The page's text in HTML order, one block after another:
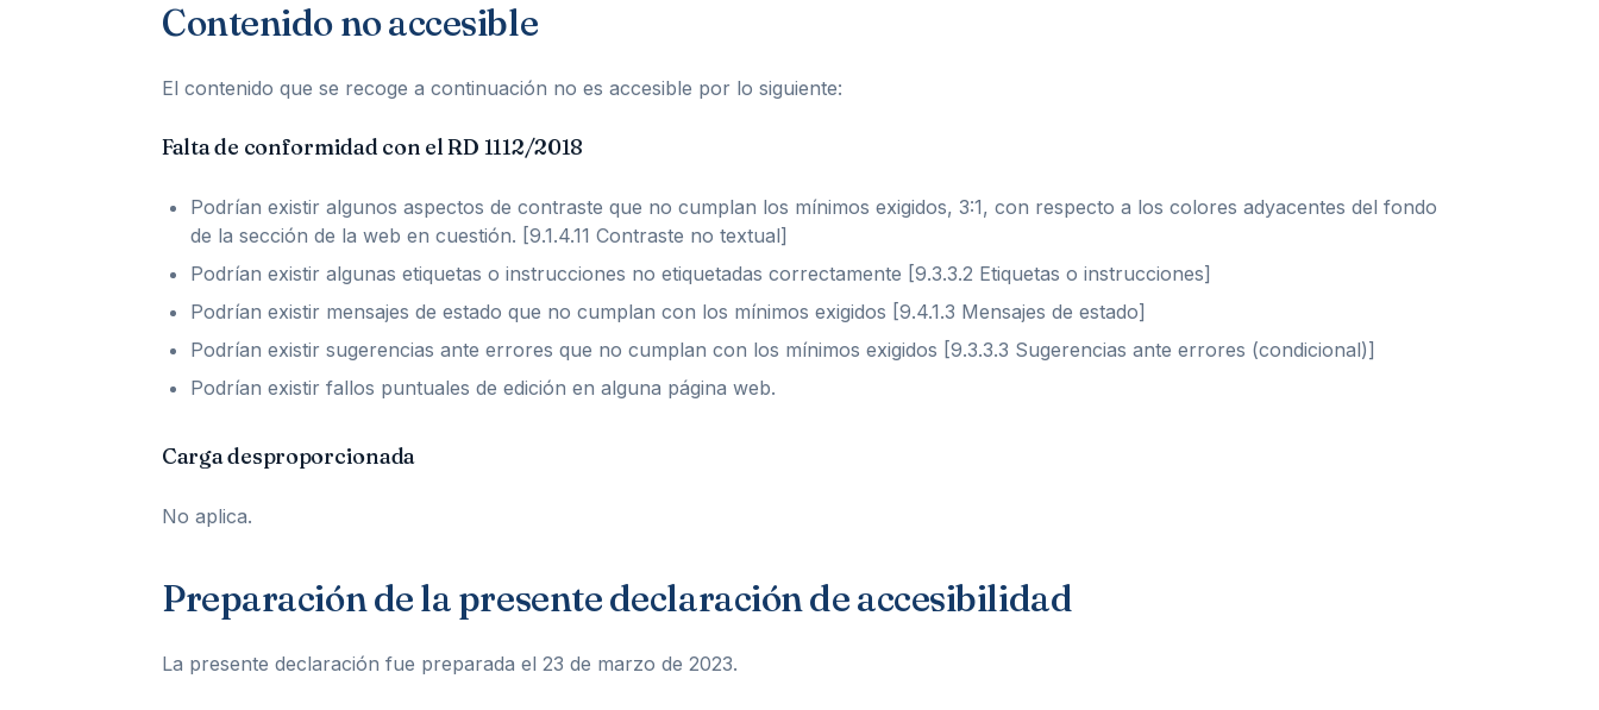
Contenido no accesible
El contenido que se recoge a continuación no es accesible por lo siguiente:
Falta de conformidad con el RD 1112/2018
Podrían existir algunos aspectos de contraste que no cumplan los mínimos exigidos, 3:1, con respecto a los colores adyacentes del fondo
de la sección de la web en cuestión. [9.1.4.11 Contraste no textual]
Podrían existir algunas etiquetas o instrucciones no etiquetadas correctamente [9.3.3.2 Etiquetas o instrucciones]
Podrían existir mensajes de estado que no cumplan con los mínimos exigidos [9.4.1.3 Mensajes de estado]
Podrían existir sugerencias ante errores que no cumplan con los mínimos exigidos [9.3.3.3 Sugerencias ante errores (condicional)]
Podrían existir fallos puntuales de edición en alguna página web.
Carga desproporcionada
No aplica.
Preparación de la presente declaración de accesibilidad
La presente declaración fue preparada el 23 de marzo de 2023.